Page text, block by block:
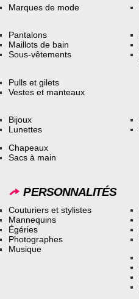
Marques de mode
Pantalons
Maillots de bain
Sous-vêtements
Pulls et gilets
Vestes et manteaux
Bijoux
Lunettes
Chapeaux
Sacs à main
PERSONNALITÉS
Couturiers et stylistes
Mannequins
Égéries
Photographes
Musique